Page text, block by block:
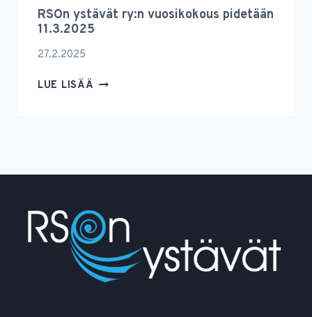
RSOn ystävät ry:n vuosikokous pidetään
11.3.2025
27.2.2025
LUE LISÄÄ RSON